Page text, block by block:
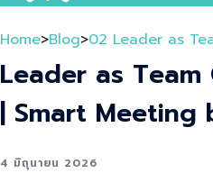
Home>Blog>02 Leader as
Leader as Team
| Smart Meeting
4 มิถุนายน 2026